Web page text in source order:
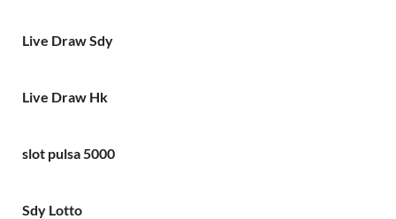
Live Draw Sdy
Live Draw Hk
slot pulsa 5000
Sdy Lotto